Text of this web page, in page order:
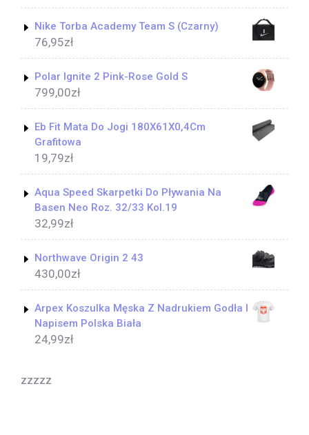
Nike Torba Academy Team S (Czarny)
76,95zł
Polar Ignite 2 Pink-Rose Gold S
799,00zł
Eb Fit Mata Do Jogi 180X61X0,4Cm
Grafitowa
19,79zł
Aqua Speed Skarpetki Do Pływania Na
Basen Neo Roz. 32/33 Kol.19
32,99zł
Northwave Origin 2 43
430,00zł
Arpex Koszulka Męska Z Nadrukiem Godła I
Napisem Polska Biała
24,99zł
zzzzz